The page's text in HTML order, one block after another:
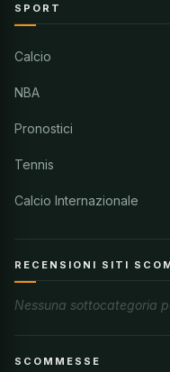
SPORT
Calcio
NBA
Pronostici
Tennis
Calcio Internazionale
RECENSIONI SITI
Nessuna sottocategoria
SCOMMESSE